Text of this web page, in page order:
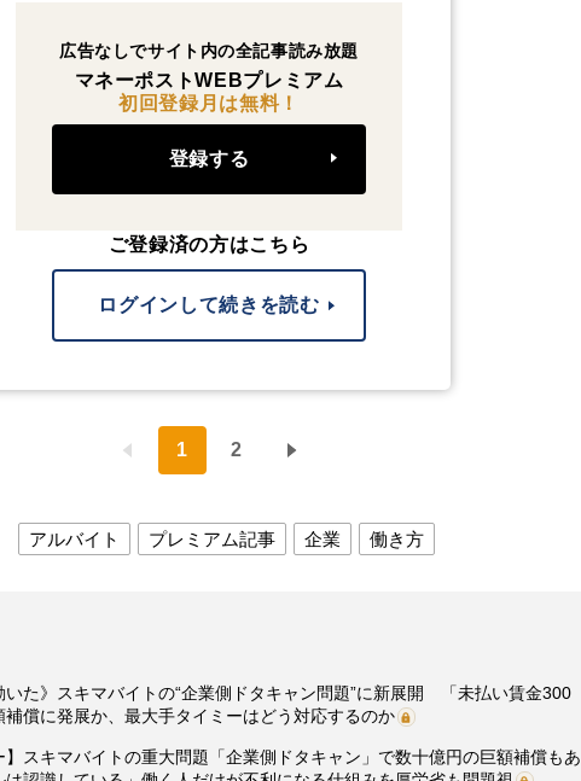
広告なしでサイト内の全記事読み放題
マネーポストWEBプレミアム
初回登録月は無料！
登録する
ご登録済の方はこちら
ログインして続きを読む
1 2
アルバイト プレミアム記事 企業 働き方
いた》スキマバイトの“企業側ドタキャン問題”に新展開 「未払い賃金300
償に発展か、最大手タイミーはどう対応するのか
】スキマバイトの重大問題「企業側ドタキャン」で数十億円の巨額補償もあ